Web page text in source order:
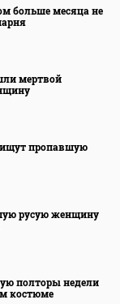
больше месяца не
мертвой
ищут пропавшую
русую женщину
полторы недели
костюме